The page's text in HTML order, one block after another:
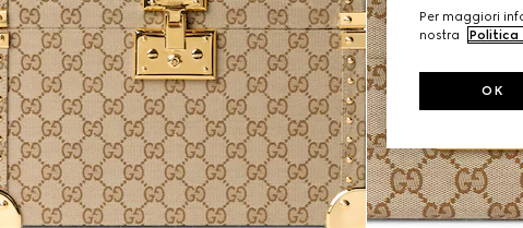
Per maggiori
nostra
Politica
OK